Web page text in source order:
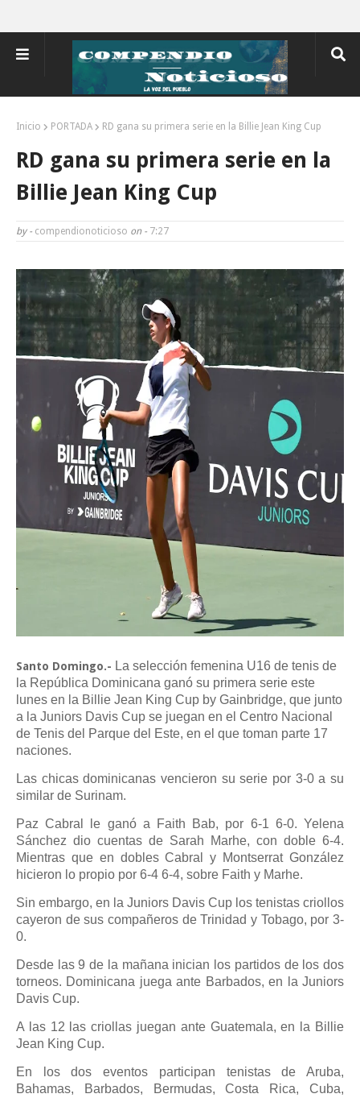
Inicio PORTADA RD gana su primera serie en la Billie Jean King Cup
RD gana su primera serie en la
Billie Jean King Cup
by - compendionoticioso on - 7:27
Santo Domingo.- La selección femenina U16 de tenis de
la República Dominicana ganó su primera serie este
lunes en la Billie Jean King Cup by Gainbridge, que junto
a la Juniors Davis Cup se juegan en el Centro Nacional
de Tenis del Parque del Este, en el que toman parte 17
naciones.
Las chicas dominicanas vencieron su serie por 3-0 a su
similar de Surinam.
Paz Cabral le ganó a Faith Bab, por 6-1 6-0. Yelena
Sánchez dio cuentas de Sarah Marhe, con doble 6-4.
Mientras que en dobles Cabral y Montserrat González
hicieron lo propio por 6-4 6-4, sobre Faith y Marhe.
Sin embargo, en la Juniors Davis Cup los tenistas criollos
cayeron de sus compañeros de Trinidad y Tobago, por 3-
0.
Desde las 9 de la mañana inician los partidos de los dos
torneos. Dominicana juega ante Barbados, en la Juniors
Davis Cup.
A las 12 las criollas juegan ante Guatemala, en la Billie
Jean King Cup.
En los dos eventos participan tenistas de Aruba,
Bahamas, Barbados, Bermudas, Costa Rica, Cuba,